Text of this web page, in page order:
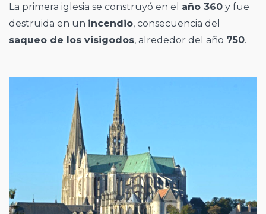
La primera iglesia se construyó en el año 360 y fue
destruida en un incendio, consecuencia del
saqueo de los visigodos, alrededor del año 750.